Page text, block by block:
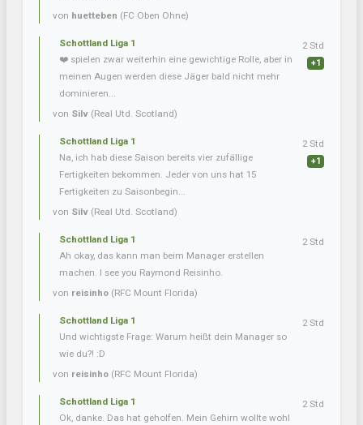
von huetteben (FC Oben Ohne)
Schottland Liga 1
❤️ spielen zwar weiterhin eine gewichtige Rolle, aber in
meinen Augen werden diese Jäger bald nicht mehr
dominieren...
von Silv (Real Utd. Scotland)
2 Std
+1
Schottland Liga 1
Na, ich hab diese Saison bereits vier zufällige
Fertigkeiten bekommen. Jeder von uns hat 15
Fertigkeiten zu Saisonbegin...
von Silv (Real Utd. Scotland)
2 Std
+1
Schottland Liga 1
Ah okay, das kann man beim Manager erstellen
machen. I see you Raymond Reisinho.
von reisinho (RFC Mount Florida)
2 Std
Schottland Liga 1
Und wichtigste Frage: Warum heißt dein Manager so
wie du?! :D
von reisinho (RFC Mount Florida)
2 Std
Schottland Liga 1
Ok, danke. Das hat geholfen. Mein Gehirn wollte wohl
2 Std